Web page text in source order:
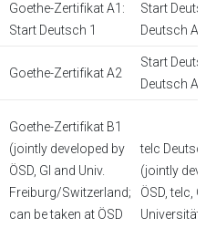
Goethe-Zertifikat A1:
Start Deutsch 1
Start
Deutsch A1
Goethe-Zertifikat A2
Start
Deutsch A2
Goethe-Zertifikat B1
(jointly developed by
ÖSD, GI and Univ.
Freiburg/Switzerland;
can be taken at ÖSD
telc Deutsch
(jointly
ÖSD, telc, GI
Universität